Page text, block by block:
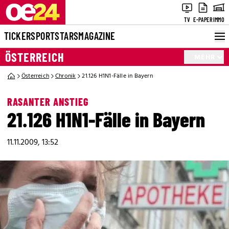
TV E-PAPERIMMO
TICKERSPORTSTARSMAGAZINE
ÖSTERREICH
Österreich Chronik 21.126 H1N1-Fälle in Bayern
RASANTER ANSTIEG
21.126 H1N1-Fälle in Bayern
11.11.2009, 13:52